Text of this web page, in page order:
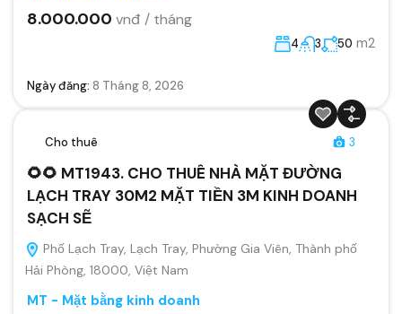
8.000.000 vnđ / tháng
4 3 50 m2
Ngày đăng: 8 Tháng 8, 2026
Cho thuê 3
🌻🌻 MT1943. CHO THUÊ NHÀ MẶT ĐƯỜNG
LẠCH TRAY 30M2 MẶT TIỀN 3M KINH DOANH
SẠCH SẼ
Phố Lạch Tray, Lạch Tray, Phường Gia Viên, Thành phố
Hải Phòng, 18000, Việt Nam
MT - Mặt bằng kinh doanh